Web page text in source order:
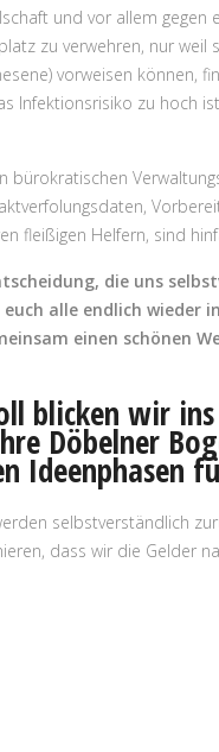
und vor allem
zu verwehren, nur weil
vorweisen können,
Infektionsrisiko zu hoch
bürokratischen
fleißigen Helfern, sind
die uns
alle endlich
einen schönen
blicken wir
Döbelner
Ideenphasen
selbstverständlich
dass wir die Gelder